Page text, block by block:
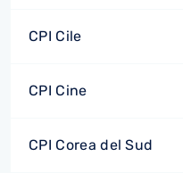
CPI Cile
CPI Cine
CPI Corea del Sud